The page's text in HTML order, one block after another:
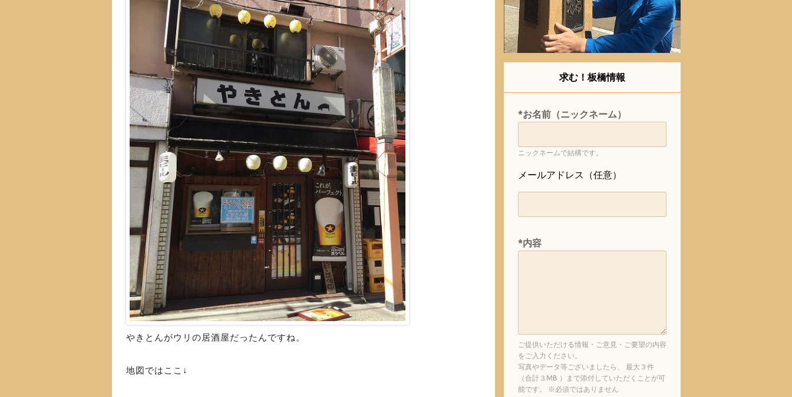
やきとんがウリの居酒屋だったんですね。
地図ではここ↓
求む！板橋情報
*お名前（ニックネーム）
ニックネームで結構です。
メールアドレス（任意）
*内容
ご提供いただける情報・ご意見・ご要望の内容
をご入力ください。
写真やデータ等ございましたら、 最大３件
（合計３MB ）まで添付していただくことが可
能です。 ※必須ではありません